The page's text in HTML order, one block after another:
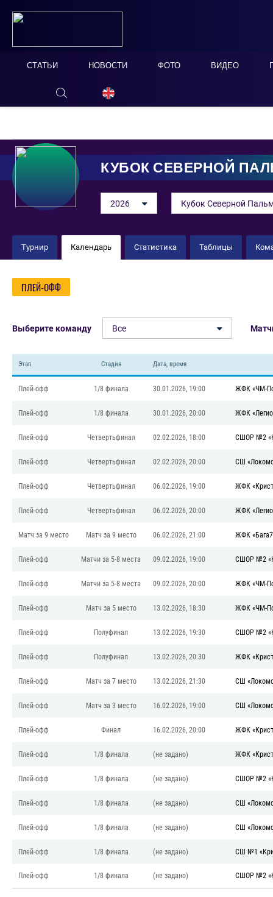
СТАТЬИ НОВОСТИ ФОТО ВИДЕО
ОНЛАЙН ТАБЛО СКРЫТЬ
КУБОК СЕВЕРНОЙ
2026 Кубок Северной
Турнир Календарь Статистика Таблицы
ПЛЕЙ-ОФФ
Выберите команду Все
Этап Стадия Дата, время
Плей-офф 1/8 финала 30.01.2026, 19:00 ЖФК «ЧМ-
Плей-офф 1/8 финала 30.01.2026, 20:00 ЖФК
Плей-офф Четвертьфинал 02.02.2026, 18:00 СШОР №2
Плей-офф Четвертьфинал 02.02.2026, 20:00 СШ
Плей-офф Четвертьфинал 06.02.2026, 19:00 ЖФК
Плей-офф Четвертьфинал 06.02.2026, 20:00 ЖФК
Матч за 9 место Матч за 9 место 06.02.2026, 21:00 ЖФК
Плей-офф Матчи за 5-8 места 09.02.2026, 19:00 СШОР №2
Плей-офф Матчи за 5-8 места 09.02.2026, 20:00 ЖФК «ЧМ-
Плей-офф Матч за 5 место 13.02.2026, 18:30 ЖФК «ЧМ-
Плей-офф Полуфинал 13.02.2026, 19:30 СШОР №2
Плей-офф Полуфинал 13.02.2026, 20:30 ЖФК
Плей-офф Матч за 7 место 13.02.2026, 21:30 СШ
Плей-офф Матч за 3 место 16.02.2026, 19:00 СШ
Плей-офф Финал 16.02.2026, 20:00 ЖФК
Плей-офф 1/8 финала (не задано) ЖФК
Плей-офф 1/8 финала (не задано) СШОР №2
Плей-офф 1/8 финала (не задано) СШ
Плей-офф 1/8 финала (не задано) СШ
Плей-офф 1/8 финала (не задано) СШ №1
Плей-офф 1/8 финала (не задано) СШОР №2